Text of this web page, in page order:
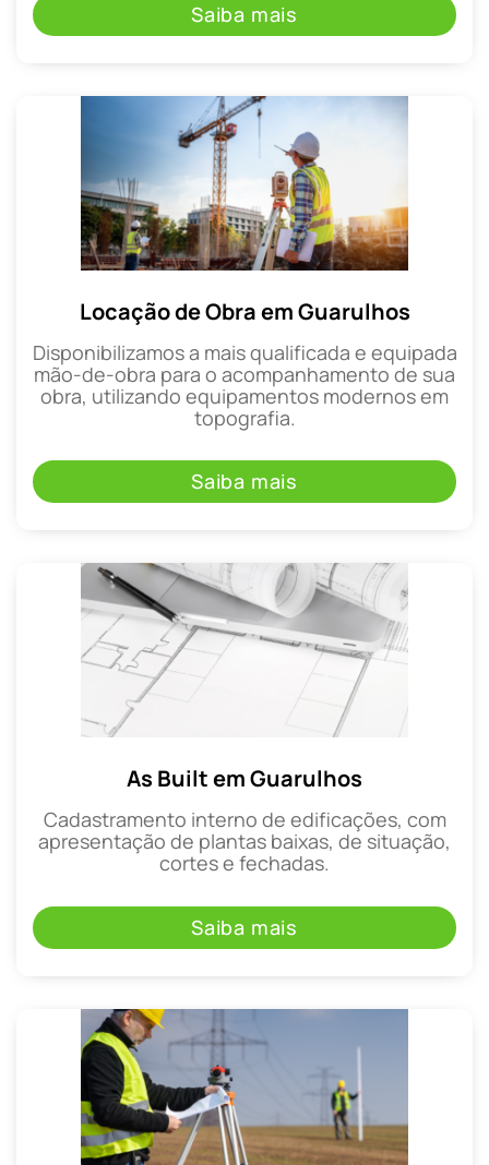
Saiba mais
Locação de Obra em Guarulhos
Disponibilizamos a mais qualificada e equipada
mão-de-obra para o acompanhamento de sua
obra, utilizando equipamentos modernos em
topografia.
Saiba mais
As Built em Guarulhos
Cadastramento interno de edificações, com
apresentação de plantas baixas, de situação,
cortes e fechadas.
Saiba mais